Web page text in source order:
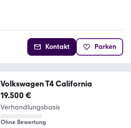
Kontakt Parken
Volkswagen T4 California
19.500 €
Verhandlungsbasis
Ohne Bewertung